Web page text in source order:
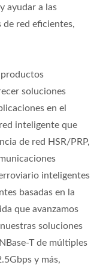
ayudar a las
red eficientes,
productos
soluciones
en el
inteligente que
de red HSR/PRP,
inteligentes
basadas en la
que avanzamos
soluciones
T de múltiples
y más,